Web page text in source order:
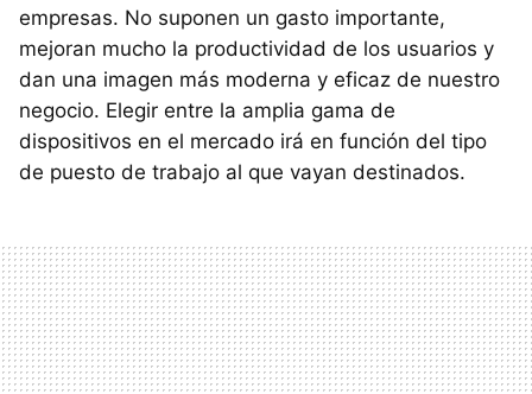
empresas. No suponen un gasto importante,
mejoran mucho la productividad de los usuarios y
dan una imagen más moderna y eficaz de nuestro
negocio. Elegir entre la amplia gama de
dispositivos en el mercado irá en función del tipo
de puesto de trabajo al que vayan destinados.